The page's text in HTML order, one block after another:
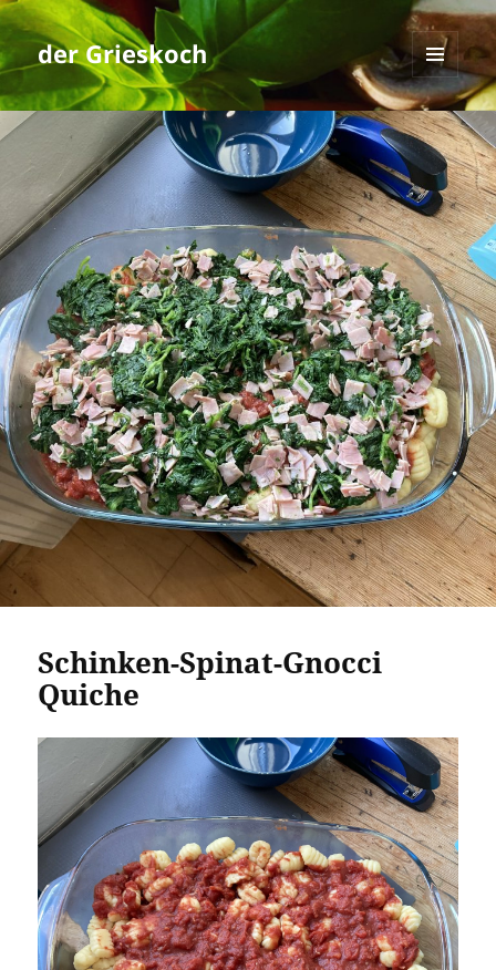
der Grieskoch
MENÜ
UND
WIDGETS
Schinken-Spinat-Gnocci
Quiche